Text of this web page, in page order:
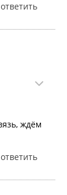
ответить
ждём
ответить